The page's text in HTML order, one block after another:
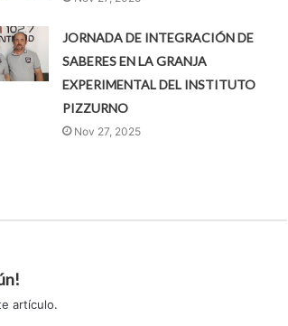
JORNADA DE INTEGRACIÓN DE
SABERES EN LA GRANJA
EXPERIMENTAL DEL INSTITUTO
PIZZURNO
Nov 27, 2025
artículo.